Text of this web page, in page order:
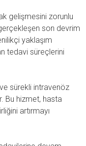
gelişmesini zorunlu
son devrim
yaklaşım
tedavi süreçlerini
sürekli intravenöz
Bu hizmet, hasta
artırmayı